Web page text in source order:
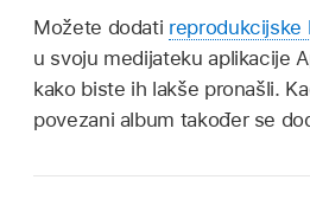
Možete dodati reprodukcijske
u svoju medijateku aplikacije
kako biste ih lakše pronašli.
povezani album također se